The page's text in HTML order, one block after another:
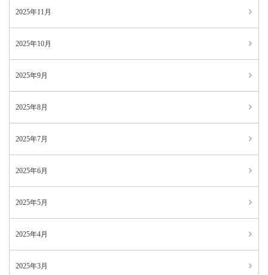
2025年11月
2025年10月
2025年9月
2025年8月
2025年7月
2025年6月
2025年5月
2025年4月
2025年3月